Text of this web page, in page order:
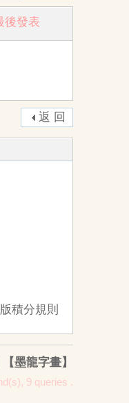
後發表
返 回
積分規則
【墨龍字畫】
9 queries .